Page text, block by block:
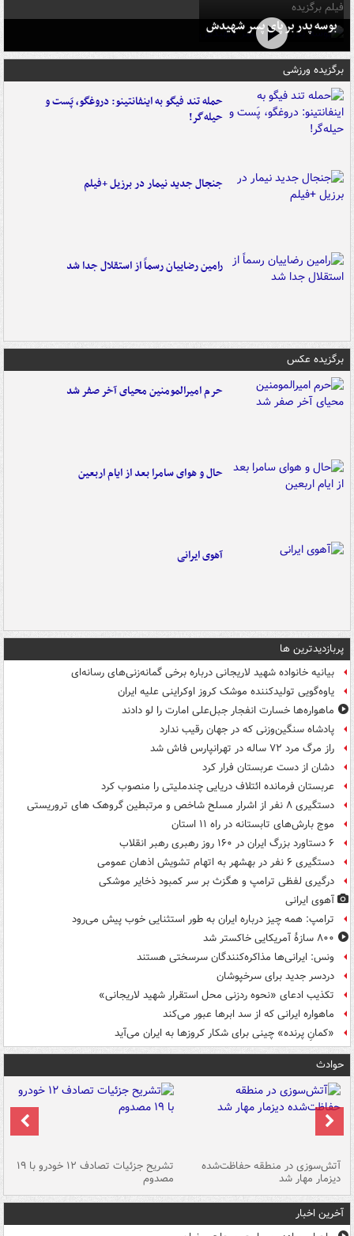
فیلم برگزیده
بوسه‌ پدر بر پای پسر شهیدش
برگزیده ورزشی
حمله تند فیگو به اینفانتینو: دروغگو، پَست‌ و
حیله‌گر!
جنجال جدید نیمار در برزیل +فیلم
رامین رضاییان رسماً از استقلال جدا شد
برگزیده عکس
حرم امیرالمومنین محیای آخر صفر شد
حال و هوای سامرا بعد از ایام اربعین
آهوی ایرانی
پربازدیدترین ها
بیانیه خانواده شهید لاریجانی درباره برخی گمانه‌زنی‌های رسانه‌ای
یاوه‌گویی تولیدکننده موشک کروز اوکراینی علیه ایران
ماهواره‌ها خسارت انفجار جبل‌علی امارت را لو دادند
پادشاه سنگین‌وزنی که در جهان رقیب ندارد
راز مرگ مرد ۷۲ ساله در تهرانپارس فاش شد
دشان از دست عربستان فرار کرد
عربستان فرمانده ائتلاف دریایی چندملیتی را منصوب کرد
دستگیری ۸ نفر از اشرار مسلح شاخص و مرتبطین گروهک های تروریستی
موج بارش‌های تابستانه در راه ۱۱ استان
۶ دستاورد بزرگ ایران در ۱۶۰ روز رهبری رهبر انقلاب
دستگیری ۶ نفر در بهشهر به اتهام تشویش اذهان عمومی
درگیری لفظی ترامپ و هگزث بر سر کمبود ذخایر موشکی
آهوی ایرانی
ترامپ: همه چیز درباره ایران به طور استثنایی خوب پیش می‌رود
۸۰۰ سازۀ آمریکایی خاکستر شد
ونس: ایرانی‌ها مذاکره‌کنندگان سرسختی هستند
دردسر جدید برای سرخپوشان
تکذیب ادعای «نحوه ردزنی محل استقرار شهید لاریجانی»
ماهواره ایرانی که از سد ابرها عبور می‌کند
«کمانِ پرنده» چینی برای شکار کروزها به ایران می‌آید
حوادث
آتش‌سوزی در منطقه حفاظت‌شده
دیزمار مهار شد
تشریح جزئیات تصادف ۱۲ خودرو با ۱۹
مصدوم
آخرین اخبار